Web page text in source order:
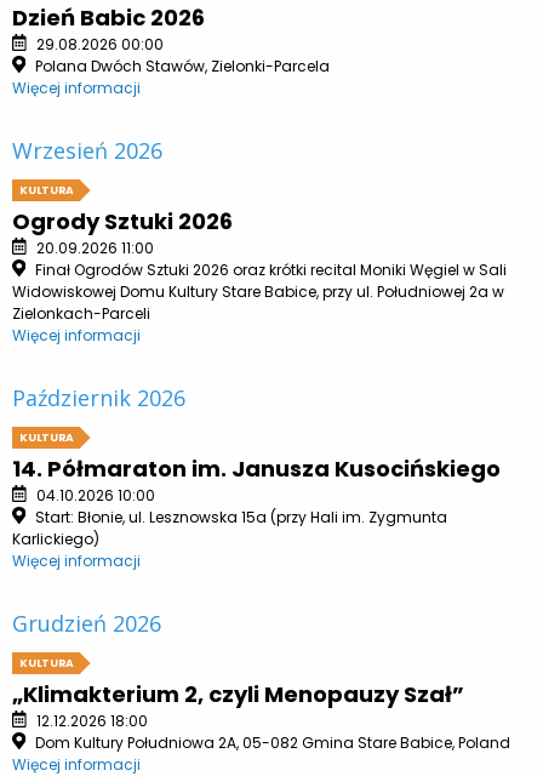
Dzień Babic 2026
29.08.2026 00:00
Polana Dwóch Stawów, Zielonki-Parcela
Więcej informacji
Wrzesień 2026
KULTURA
Ogrody Sztuki 2026
20.09.2026 11:00
Finał Ogrodów Sztuki 2026 oraz krótki recital Moniki Węgiel w Sali
Widowiskowej Domu Kultury Stare Babice, przy ul. Południowej 2a w
Zielonkach-Parceli
Więcej informacji
Październik 2026
KULTURA
14. Półmaraton im. Janusza Kusocińskiego
04.10.2026 10:00
Start: Błonie, ul. Lesznowska 15a (przy Hali im. Zygmunta
Karlickiego)
Więcej informacji
Grudzień 2026
KULTURA
„Klimakterium 2, czyli Menopauzy Szał”
12.12.2026 18:00
Dom Kultury Południowa 2A, 05-082 Gmina Stare Babice, Poland
Więcej informacji